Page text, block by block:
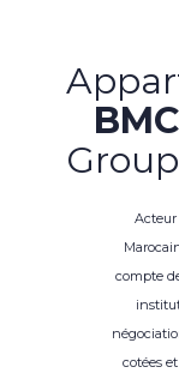
Acteur
compte
cotées